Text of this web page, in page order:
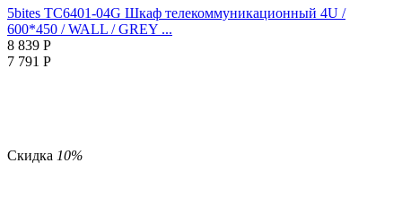
5bites TC6401-04G Шкаф телекоммуникационный 4U /
600*450 / WALL / GREY ...
8 839 Р
7 791 Р
Скидка 10%